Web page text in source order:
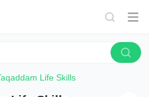
Life Skills